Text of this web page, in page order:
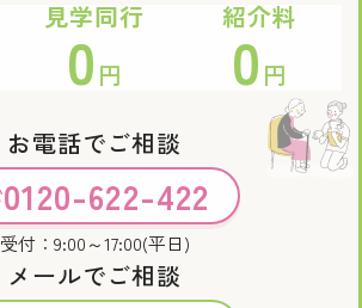
見学同行
0 円
紹介料
0 円
お電話でご相談
0120-622-422
受付：9:00～17:00(平日)
メールでご相談